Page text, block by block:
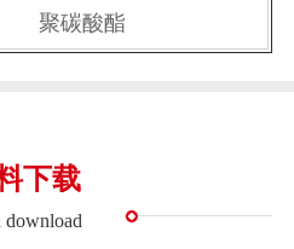
聚碳酸酯
下载
download